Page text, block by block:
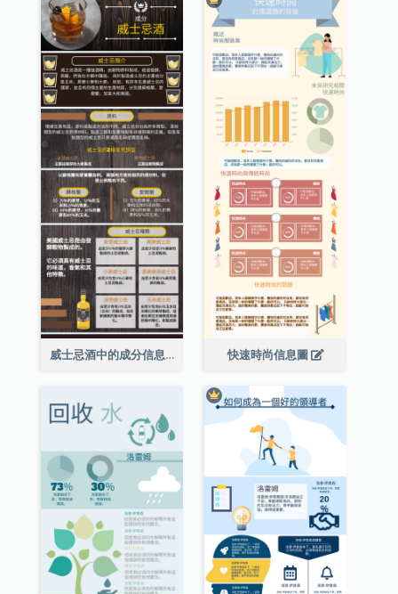
威士忌酒中的成分信息圖表 快速時尚信息圖